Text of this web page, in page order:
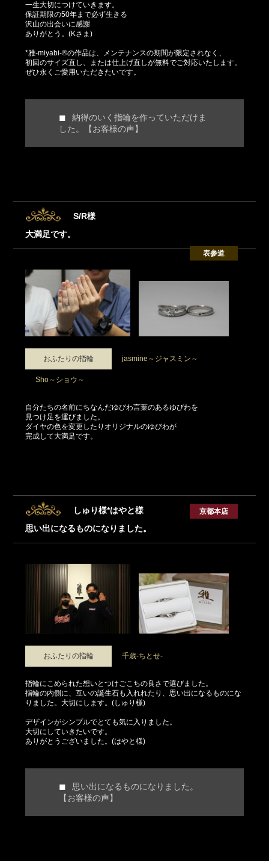
一生大切につけていきます。
保証期限の50年まで必ず生きる
沢山の出会いに感謝
ありがとう。(Kさま)
*雅-miyabi-®の作品は、メンテナンスの期間が限定されなく、
初回のサイズ直し、または仕上げ直しが無料でご対応いたします。
ぜひ永くご愛用いただきたいです。
納得のいく指輪を作っていただけま
した。【お客様の声】
S/R様
大満足です。
表参道
おふたりの指輪 jasmine～ジャスミン～
Sho～ショウ～
自分たちの名前にちなんだゆびわ言葉のあるゆびわを
見つけ足を運びました。
ダイヤの色を変更したりオリジナルのゆびわが
完成して大満足です。
しゅり様*はやと様
思い出になるものになりました。
京都本店
おふたりの指輪 千歳-ちとせ-
指輪にこめられた想いとつけごこちの良さで選びました。
指輪の内側に、互いの誕生石も入れれたり、思い出になるものにな
りました。大切にします。(しゅり様)
デザインがシンプルでとても気に入りました。
大切にしていきたいです。
ありがとうございました。(はやと様)
思い出になるものになりました。
【お客様の声】